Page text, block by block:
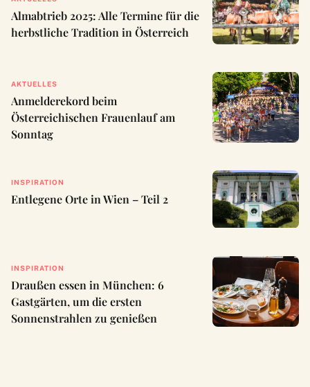
Almabtrieb 2025: Alle Termine für die
herbstliche Tradition in Österreich
AKTUELLES
Anmelderekord beim
Österreichischen Frauenlauf am
Sonntag
INSPIRATION
Entlegene Orte in Wien – Teil 2
INSPIRATION
Draußen essen in München: 6
Gastgärten, um die ersten
Sonnenstrahlen zu genießen